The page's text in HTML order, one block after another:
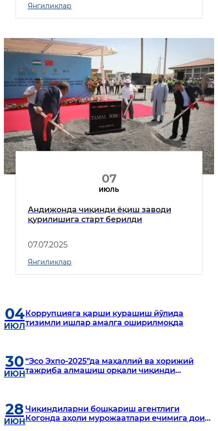
Янгиликлар
07
ИЮЛЬ
Андижонда чиқинди ёқиш заводи
қурилишига старт берилди
07.07.2025
Янгиликлар
04
ИЮЛ
Коррупцияга қарши курашиш йўлида
тизимли ишлар амалга оширилмоқда
30
ИЮН
“Эсо Эхпо-2025”да маҳаллий ва хорижий
тажриба алмашиш орқали чиқинди
28
ИЮН
Чиқиндиларни бошқариш агентлиги
Когонда аҳоли мурожаатлари ечимига доир